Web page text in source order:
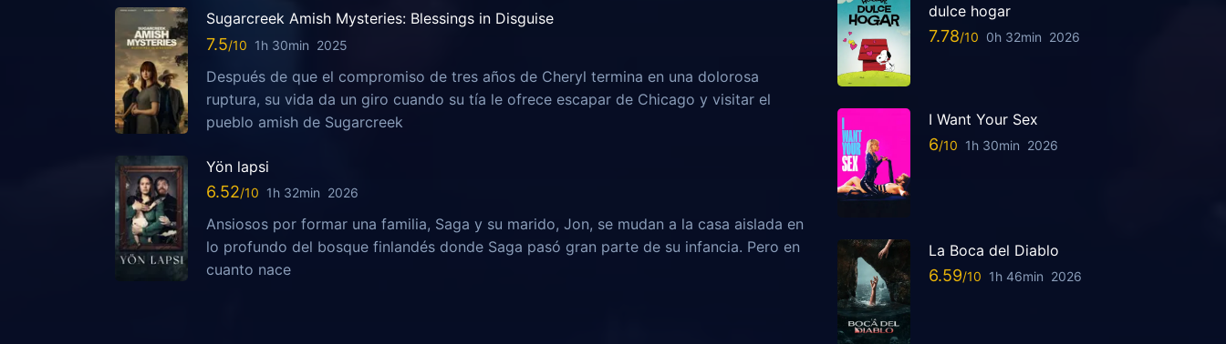
Sugarcreek Amish Mysteries: Blessings in Disguise
7.5 1h 30min 2025
Después de que el compromiso de tres años de Cheryl termina en una dolorosa
ruptura, su vida da un giro cuando su tía le ofrece escapar de Chicago y visitar el
pueblo amish de Sugarcreek
Yön lapsi
6.52 1h 32min 2026
Ansiosos por formar una familia, Saga y su marido, Jon, se mudan a la casa aislada en
lo profundo del bosque finlandés donde Saga pasó gran parte de su infancia. Pero en
cuanto nace
dulce hogar
7.78 0h 32min 2026
I Want Your Sex
6 1h 30min 2026
La Boca del Diablo
6.59 1h 46min 2026